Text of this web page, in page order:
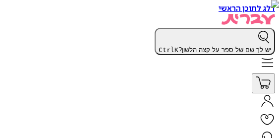
דלג לתוכן הראשי
יש לך שם של ספר על קצה הלשון? CtrlK